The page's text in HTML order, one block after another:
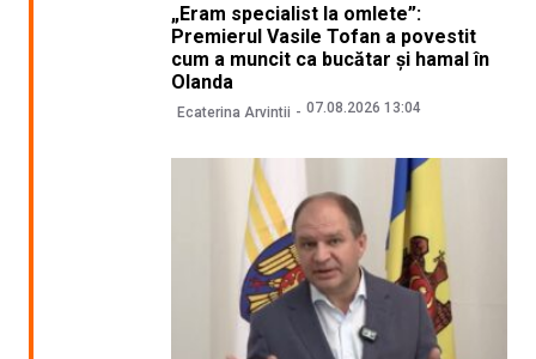
„Eram specialist la omlete”:
Premierul Vasile Tofan a povestit
cum a muncit ca bucătar și hamal în
Olanda
Ecaterina Arvintii 07.08.2026 13:04